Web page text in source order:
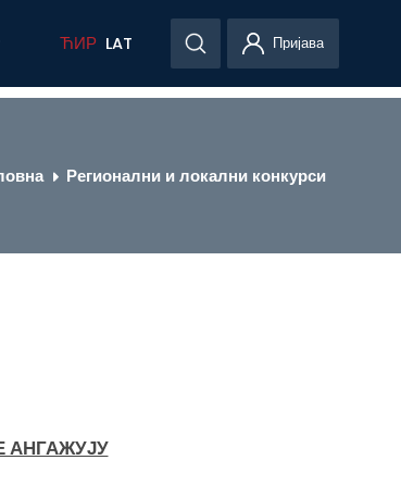
ЋИР LAT Пријава
Регионални и локални конкурси
АНГАЖУЈУ